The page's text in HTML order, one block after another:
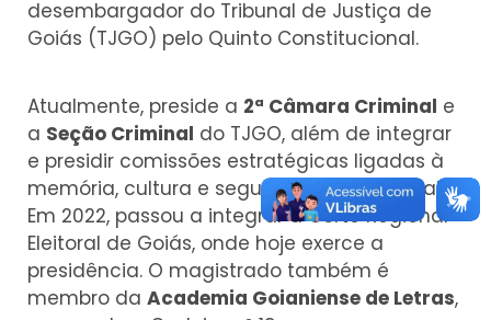
desembargador do Tribunal de Justiça de
Goiás (TJGO) pelo Quinto Constitucional.
Atualmente, preside a 2ª Câmara Criminal e
a Seção Criminal do TJGO, além de integrar
e presidir comissões estratégicas ligadas à
memória, cultura e segurança institucional.
Em 2022, passou a integrar a Corte Regional
Eleitoral de Goiás, onde hoje exerce a
presidência. O magistrado também é
membro da Academia Goianiense de Letras,